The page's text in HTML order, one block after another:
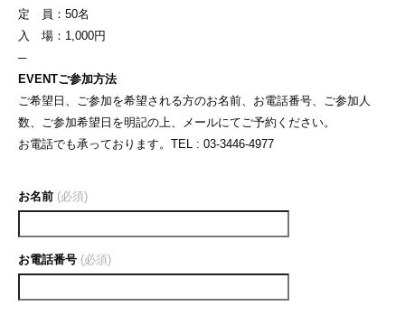
定 員：50名
入 場：1,000円
─
EVENTご参加方法
ご希望日、ご参加を希望される方のお名前、お電話番号、ご参加人
数、ご参加希望日を明記の上、メールにてご予約ください。
お電話でも承っております。TEL : 03-3446-4977
お名前 (必須)
お電話番号 (必須)